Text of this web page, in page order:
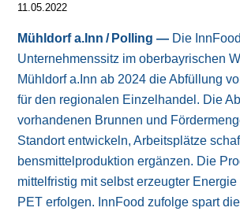
11.05.2022
Mühldorf a.Inn / Polling — Die
Unternehmenssitz im oberbayrischen
Mühldorf a.Inn ab 2024 die Ab­fül­lung
für den re­gio­na­len Ein­zel­han­del. Die
vor­han­de­nen Brun­nen und
Stand­ort ent­wi­ckeln, Ar­beits­plät­ze
bens­mit­tel­pro­duk­tion er­gän­zen. Die
mit­tel­fris­tig mit selbst er­zeug­ter
PET er­fol­gen. InnFood zu­fol­ge spart